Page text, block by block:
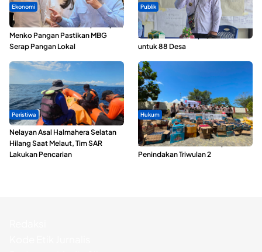
Ekonomi
SPPG di Maluku Utara Dipercepat,
Menko Pangan Pastikan MBG
Serap Pangan Lokal
Publik
ABDESI Morotai Apresiasi
Penyaluran ADD Rp3,13 Miliar
untuk 88 Desa
Peristiwa
Nelayan Asal Halmahera Selatan
Hilang Saat Melaut, Tim SAR
Lakukan Pencarian
Hukum
Polda Maluku Utara Musnahkan
Ribuan Liter Miras Hasil Operasi
Penindakan Triwulan 2